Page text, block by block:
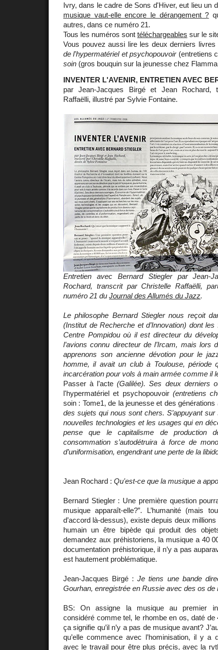
Ivry, dans le cadre de Sons d'Hiver, eut lieu un
musique vaut-elle encore le dérangement ?
autres, dans ce numéro 21.
Tous les numéros sont téléchargeables sur le
Vous pouvez aussi lire les deux derniers
de l'hypermatériel et psychopouvoir(entretiens
soin (gros bouquin sur la jeunesse chez
INVENTER L'AVENIR, ENTRETIEN AVEC
par Jean-Jacques Birgé et Jean Rochard,
Raffaëlli, illustré par Sylvie Fontaine.
Entretien avec Bernard Stiegler par Jean-
Rochard, transcrit par Christelle Raffaëlli,
numéro 21 du Journal des Allumés du Jazz.
Le philosophe Bernard Stiegler nous reçoit
(Institut de Recherche et d’Innovation) dont
Centre Pompidou où il est directeur du
l’avions connu directeur de l’Ircam, mais lors
apprenons son ancienne dévotion pour le
homme, il avait un club à Toulouse, période
incarcération pour vols à main armée comme il
Passer à l’acte (Galilée). Ses deux derniers
l'hypermatériel et psychopouvoir(entretiens
soin : Tome1, de la jeunesse et des générations
des sujets qui nous sont chers. S’appuyant
nouvelles technologies et les usages qui en
pense que le capitalisme de production
consommation s’autodétruira à force de
d’uniformisation, engendrant une perte de la
Jean Rochard : Qu'est-ce que la musique a
Bernard Stiegler : Une première question
musique apparaît-elle?”. L’humanité (mais
d’accord là-dessus), existe depuis deux millions
humain un être bipède qui produit des
demandez aux préhistoriens, la musique a 40
documentation préhistorique, il n’y a pas
est hautement problématique.
Jean-Jacques Birgé :Je tiens une bande
Gourhan, enregistrée en Russie avec des os de
BS: On assigne la musique au premier
considéré comme tel, le rhombe en os, daté
ça signifie qu’il n’y a pas de musique avant?
qu’elle commence avec l’hominisation, il y a
avec le travail pour être plus précis, avec la